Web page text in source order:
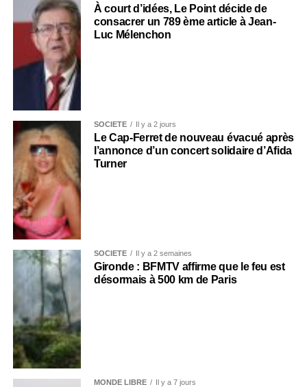
À court d’idées, Le Point décide de
consacrer un 789 ème article à Jean-
Luc Mélenchon
SOCIÉTÉ Il y a 2 jours
Le Cap-Ferret de nouveau évacué après
l’annonce d’un concert solidaire d’Afida
Turner
SOCIÉTÉ Il y a 2 semaines
Gironde : BFMTV affirme que le feu est
désormais à 500 km de Paris
MONDE LIBRE Il y a 7 jours